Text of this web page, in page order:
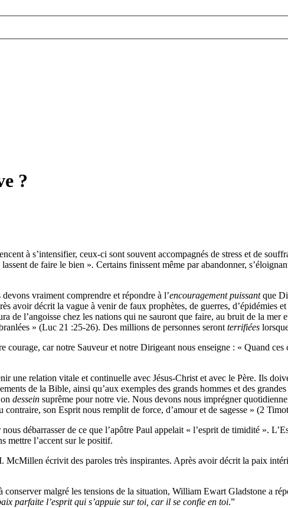
?
à s’intensifier, ceux-ci sont souvent accompagnés de stress et de
de faire le bien ». Certains finissent même par abandonner,
vraiment comprendre et répondre à l’encouragement puissantque
avoir décrit la vague à venir de faux prophètes, de guerres, d’épidémies
de l’angoisse chez les nations qui ne sauront que faire, au bruit de la mer
» (Luc 21 :25-26). Des millions de personnes serontterrifiées
courage, car notre Sauveur et notre Dirigeant nous enseigne : « Quand ces
une relation vitale et continuelle avec Jésus-Christ et avec le Père. Ils
de la Bible, ainsi qu’aux exemples des grands hommes et des
dessein suprême pour notre vie. Nous devons nous imprégner
son Esprit nous remplit de force, d’amour et de sagesse » (2
débarrasserde ce que l’apôtre Paul appelait « l’esprit de timidité ».
mettre l’accent sur le positif.
McMillen écrivit des paroles très inspirantes. Après avoir décrit la paix
conserver malgré les tensions de la situation, William Ewart Gladstone a
parfaite l’esprit qui s’appuie sur toi, car il se confie en toi.”